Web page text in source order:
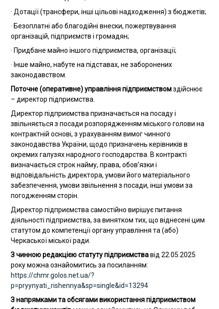
· Дотації (трансфери, інші цільові надходження) з бюджетів;
· Безоплатні або благодійні внески, пожертвування
організацій, підприємств і громадян;
· Придбане майно іншого підприємства, організації;
· Інше майно, набуте на підставах, не заборонених
законодавством.
Поточне (оперативне) управління підприємствомздійснює
– директор підприємства.
Директор підприємства призначається на посаду і
звільняється з посади розпорядженням міського голови на
контрактній основі, з урахуванням вимог чинного
законодавства України, щодо призначень керівників в
окремих галузях народного господарства. В контракті
визначається строк найму, права, обов’язки і
відповідальність директора, умови його матеріального
забезпечення, умови звільнення з посади, інші умови за
погодженням сторін.
Директор підприємства самостійно вирішує питання
діяльності підприємства, за винятком тих, що віднесені цим
статутом до компетенції органу управління та (або)
Черкаської міської ради.
З чинною редакцією статуту підприємствавід 22.05.2025
року можна ознайомитись за посиланням:
https://chmr.golos.net.ua/?
p=pryynyati_rishennya&sp=single&id=13294
З напрямками та обсягами використання підприємством